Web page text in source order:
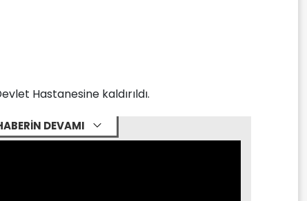
Hastanesine kaldırıldı.
DEVAMI